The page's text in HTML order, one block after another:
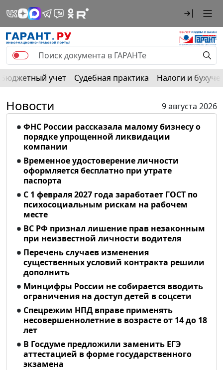
Бюджетный учет Судебная практика Налоги и
Новости
9 августа 2026
ФНС России рассказала малому бизнесу о
порядке упрощенной ликвидации
компании
Временное удостоверение личности
оформляется бесплатно при утрате
паспорта
С 1 февраля 2027 года заработает ГОСТ по
психосоциальным рискам на рабочем
месте
ВС РФ признал лишение прав незаконным
при неизвестной личности водителя
Перечень случаев изменения
существенных условий контракта решили
дополнить
Минцифры России не собирается вводить
ограничения на доступ детей в соцсети
Спецрежим НПД вправе применять
несовершеннолетние в возрасте от 14 до 18
лет
В Госдуме предложили заменить ЕГЭ
аттестацией в форме государственного
экзамена